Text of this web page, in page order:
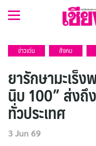
ข่าวเด่น สังคม
ยารักษามะเร็
นิบ 100” ส่งถึ
ทั่วประเทศ
3 Jun 69